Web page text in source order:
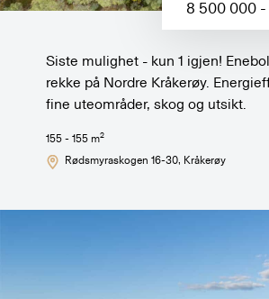
8 500 000
Siste mulighet - kun 1 igjen!
rekke på Nordre Kråkerøy.
fine uteområder, skog og utsikt.
155 - 155 m2
Rødsmyraskogen 16-30, Kråkerøy